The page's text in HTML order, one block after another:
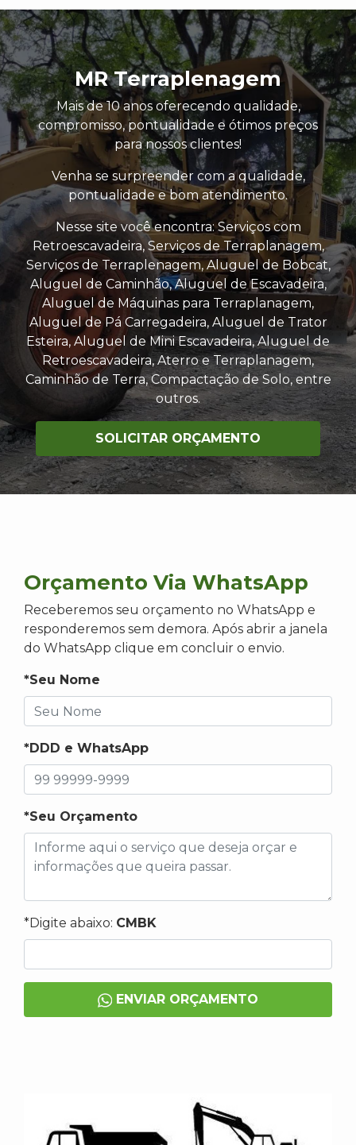
MR Terraplenagem
Mais de 10 anos oferecendo qualidade,
compromisso, pontualidade e ótimos preços
para nossos clientes!
Venha se surpreender com a qualidade,
pontualidade e bom atendimento.
Nesse site você encontra: Serviços com
Retroescavadeira, Serviços de Terraplanagem,
Serviços de Terraplenagem, Aluguel de Bobcat,
Aluguel de Caminhão, Aluguel de Escavadeira,
Aluguel de Máquinas para Terraplanagem,
Aluguel de Pá Carregadeira, Aluguel de Trator
Esteira, Aluguel de Mini Escavadeira, Aluguel de
Retroescavadeira, Aterro e Terraplanagem,
Caminhão de Terra, Compactação de Solo, entre
outros.
SOLICITAR ORÇAMENTO
Orçamento Via WhatsApp
Receberemos seu orçamento no WhatsApp e
responderemos sem demora. Após abrir a janela
do WhatsApp clique em concluir o envio.
*Seu Nome
*DDD e WhatsApp
*Seu Orçamento
*Digite abaixo: CMBK
ENVIAR ORÇAMENTO